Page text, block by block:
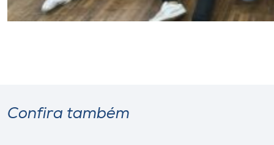
Confira também